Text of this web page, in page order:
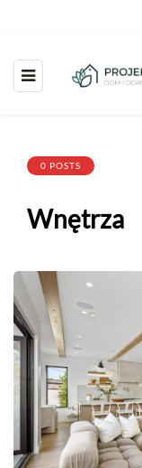
0 POSTS
Wnętrza